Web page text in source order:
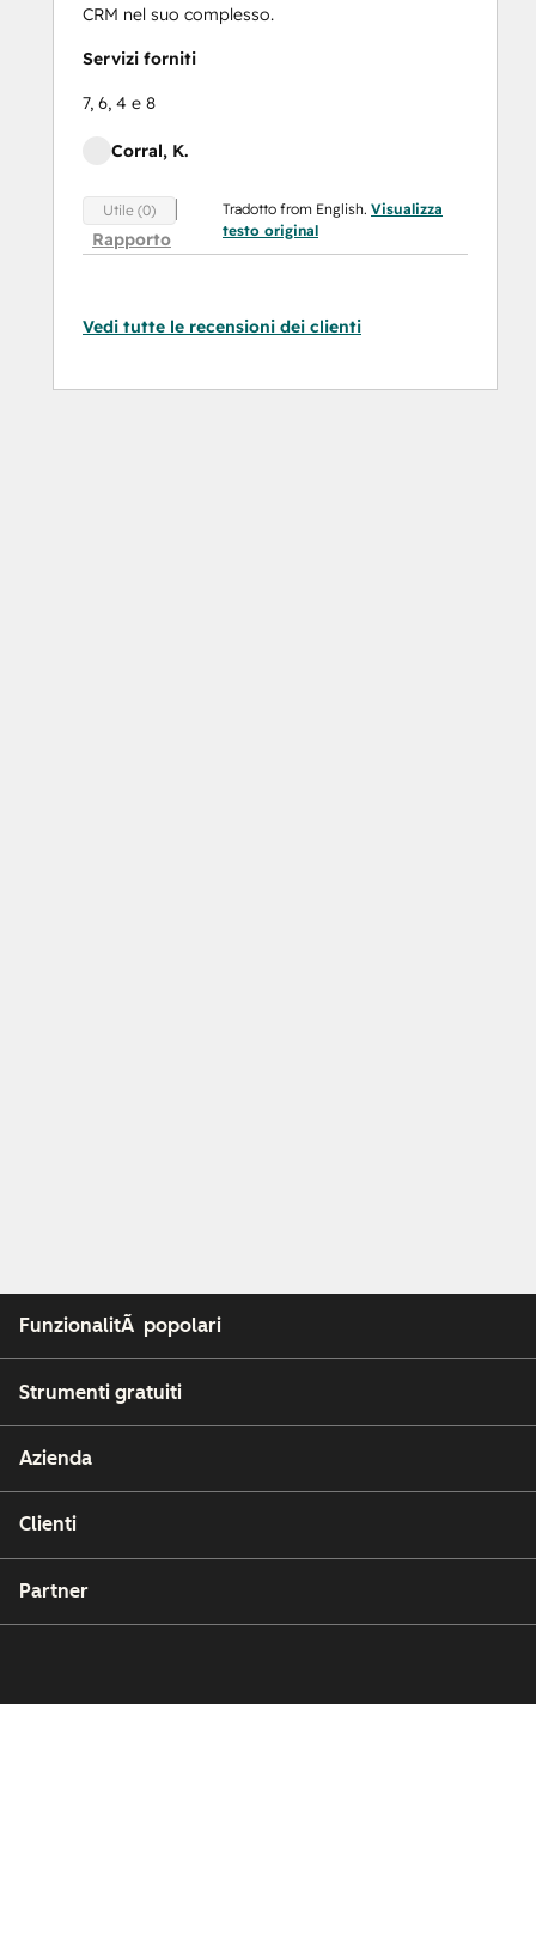
CRM nel suo complesso.
Servizi forniti
7, 6, 4 e 8
Corral, K.
Utile (0)
Rapporto
Tradotto from English.Visualizza
testo original
Vedi tutte le recensioni dei clienti
FunzionalitÃ popolari
Strumenti gratuiti
Azienda
Clienti
Partner